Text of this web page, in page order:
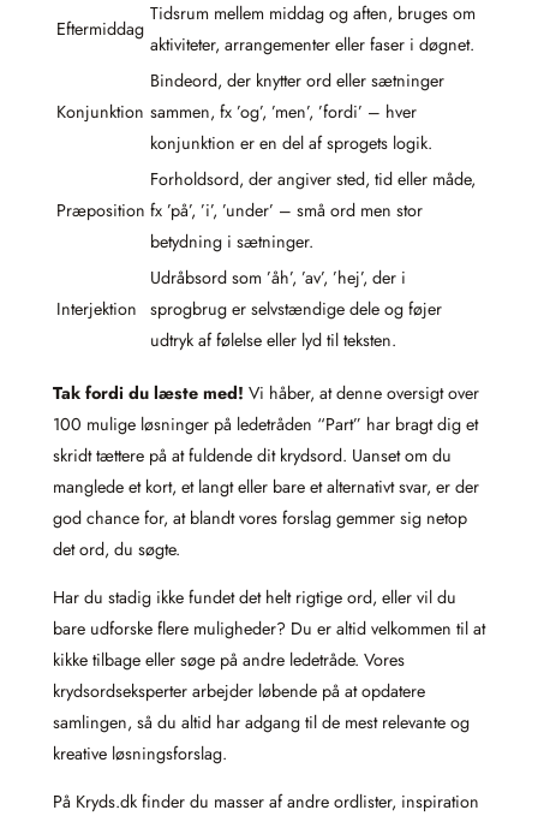
Eftermiddag
Tidsrum mellem middag og aften, bruges om
aktiviteter, arrangementer eller faser i døgnet.
Konjunktion
Bindeord, der knytter ord eller sætninger
sammen, fx ’og’, ’men’, ’fordi’ – hver
konjunktion er en del af sprogets logik.
Præposition
Forholdsord, der angiver sted, tid eller måde,
fx ’på’, ’i’, ’under’ – små ord men stor
betydning i sætninger.
Interjektion
Udråbsord som ’åh’, ’av’, ’hej’, der i
sprogbrug er selvstændige dele og føjer
udtryk af følelse eller lyd til teksten.
Tak fordi du læste med! Vi håber, at denne oversigt over
100 mulige løsninger på ledetråden “Part” har bragt dig et
skridt tættere på at fuldende dit krydsord. Uanset om du
manglede et kort, et langt eller bare et alternativt svar, er der
god chance for, at blandt vores forslag gemmer sig netop
det ord, du søgte.
Har du stadig ikke fundet det helt rigtige ord, eller vil du
bare udforske flere muligheder? Du er altid velkommen til at
kikke tilbage eller søge på andre ledetråde. Vores
krydsordseksperter arbejder løbende på at opdatere
samlingen, så du altid har adgang til de mest relevante og
kreative løsningsforslag.
På Kryds.dk finder du masser af andre ordlister, inspiration